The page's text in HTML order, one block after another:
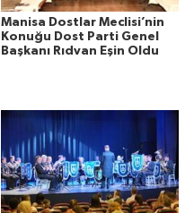
Manisa Dostlar Meclisi’nin
Konuğu Dost Parti Genel
Başkanı Rıdvan Eşin Oldu